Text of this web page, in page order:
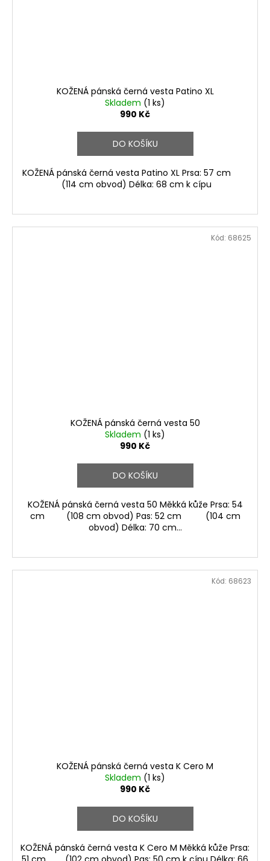
KOŽENÁ pánská černá vesta Patino XL
Skladem (1 ks)
990 Kč
DO KOŠÍKU
KOŽENÁ pánská černá vesta Patino XL Prsa: 57 cm
(114 cm obvod) Délka: 68 cm k cípu
KOŽENÁ pánská černá vesta 50
Skladem (1 ks)
990 Kč
DO KOŠÍKU
KOŽENÁ pánská černá vesta 50 Měkká kůže Prsa: 54
cm (108 cm obvod) Pas: 52 cm (104 cm
obvod) Délka: 70 cm...
Kód: 68625
KOŽENÁ pánská černá vesta K Cero M
Skladem (1 ks)
990 Kč
DO KOŠÍKU
KOŽENÁ pánská černá vesta K Cero M Měkká kůže Prsa:
Kód: 68623